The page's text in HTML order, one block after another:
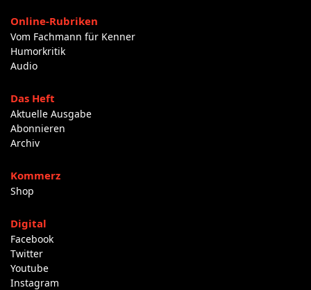
Online-Rubriken
Vom Fachmann für Kenner
Humorkritik
Audio
Das Heft
Aktuelle Ausgabe
Abonnieren
Archiv
Kommerz
Shop
Digital
Facebook
Twitter
Youtube
Instagram